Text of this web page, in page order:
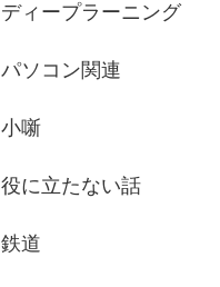
ディープラーニング
パソコン関連
小噺
役に立たない話
鉄道